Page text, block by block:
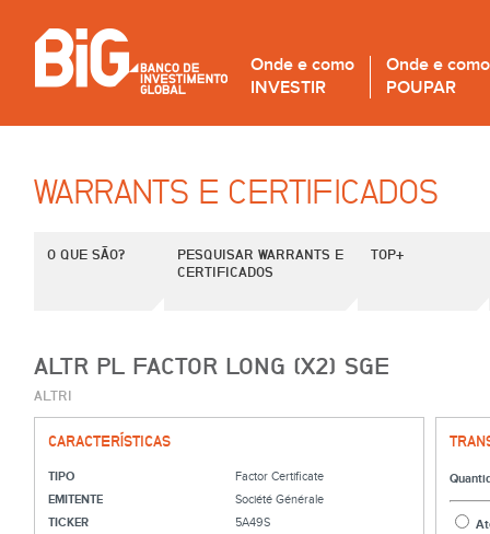
Onde e como
INVESTIR
Onde e como
POUPAR
WARRANTS E CERTIFICADOS
O QUE SÃO?
PESQUISAR WARRANTS E
CERTIFICADOS
TOP+
ALTR PL FACTOR LONG (X2) SGE
ALTRI
CARACTERÍSTICAS
TIPO
Factor Certificate
EMITENTE
Société Générale
TICKER
5A49S